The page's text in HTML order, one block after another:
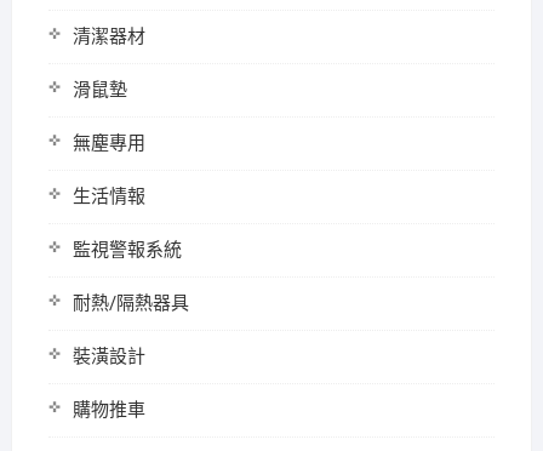
清潔器材
滑鼠墊
無塵專用
生活情報
監視警報系統
耐熱/隔熱器具
裝潢設計
購物推車